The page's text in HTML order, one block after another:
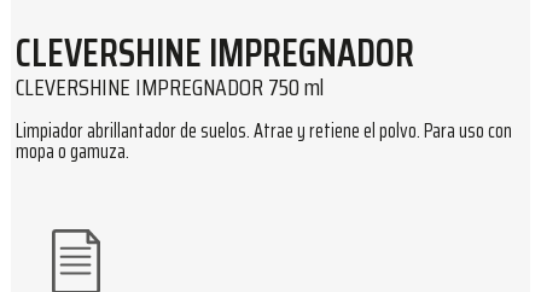
CLEVERSHINE IMPREGNADOR
CLEVERSHINE IMPREGNADOR 750 ml
Limpiador abrillantador de suelos. Atrae y retiene el polvo. Para uso con
mopa o gamuza.